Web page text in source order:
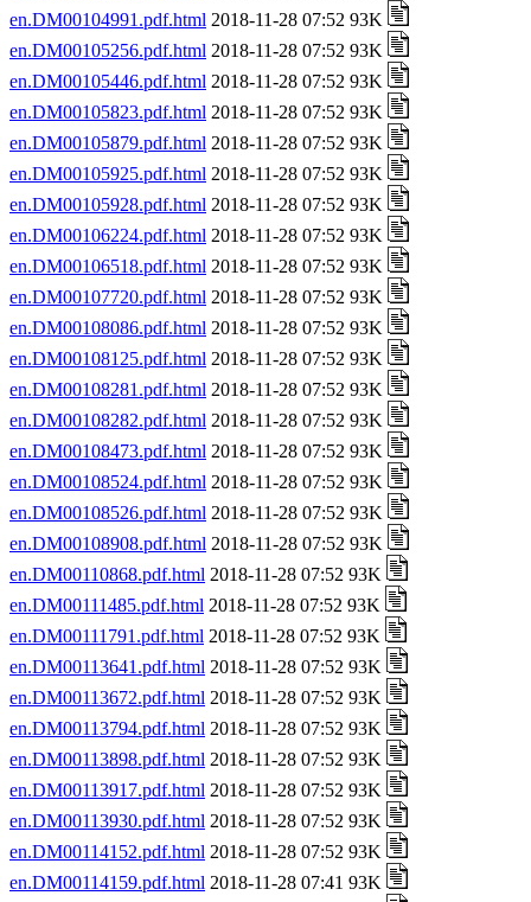
en.DM00104991.pdf.html 2018-11-28 07:52 93K
en.DM00105256.pdf.html 2018-11-28 07:52 93K
en.DM00105446.pdf.html 2018-11-28 07:52 93K
en.DM00105823.pdf.html 2018-11-28 07:52 93K
en.DM00105879.pdf.html 2018-11-28 07:52 93K
en.DM00105925.pdf.html 2018-11-28 07:52 93K
en.DM00105928.pdf.html 2018-11-28 07:52 93K
en.DM00106224.pdf.html 2018-11-28 07:52 93K
en.DM00106518.pdf.html 2018-11-28 07:52 93K
en.DM00107720.pdf.html 2018-11-28 07:52 93K
en.DM00108086.pdf.html 2018-11-28 07:52 93K
en.DM00108125.pdf.html 2018-11-28 07:52 93K
en.DM00108281.pdf.html 2018-11-28 07:52 93K
en.DM00108282.pdf.html 2018-11-28 07:52 93K
en.DM00108473.pdf.html 2018-11-28 07:52 93K
en.DM00108524.pdf.html 2018-11-28 07:52 93K
en.DM00108526.pdf.html 2018-11-28 07:52 93K
en.DM00108908.pdf.html 2018-11-28 07:52 93K
en.DM00110868.pdf.html 2018-11-28 07:52 93K
en.DM00111485.pdf.html 2018-11-28 07:52 93K
en.DM00111791.pdf.html 2018-11-28 07:52 93K
en.DM00113641.pdf.html 2018-11-28 07:52 93K
en.DM00113672.pdf.html 2018-11-28 07:52 93K
en.DM00113794.pdf.html 2018-11-28 07:52 93K
en.DM00113898.pdf.html 2018-11-28 07:52 93K
en.DM00113917.pdf.html 2018-11-28 07:52 93K
en.DM00113930.pdf.html 2018-11-28 07:52 93K
en.DM00114152.pdf.html 2018-11-28 07:52 93K
en.DM00114159.pdf.html 2018-11-28 07:41 93K